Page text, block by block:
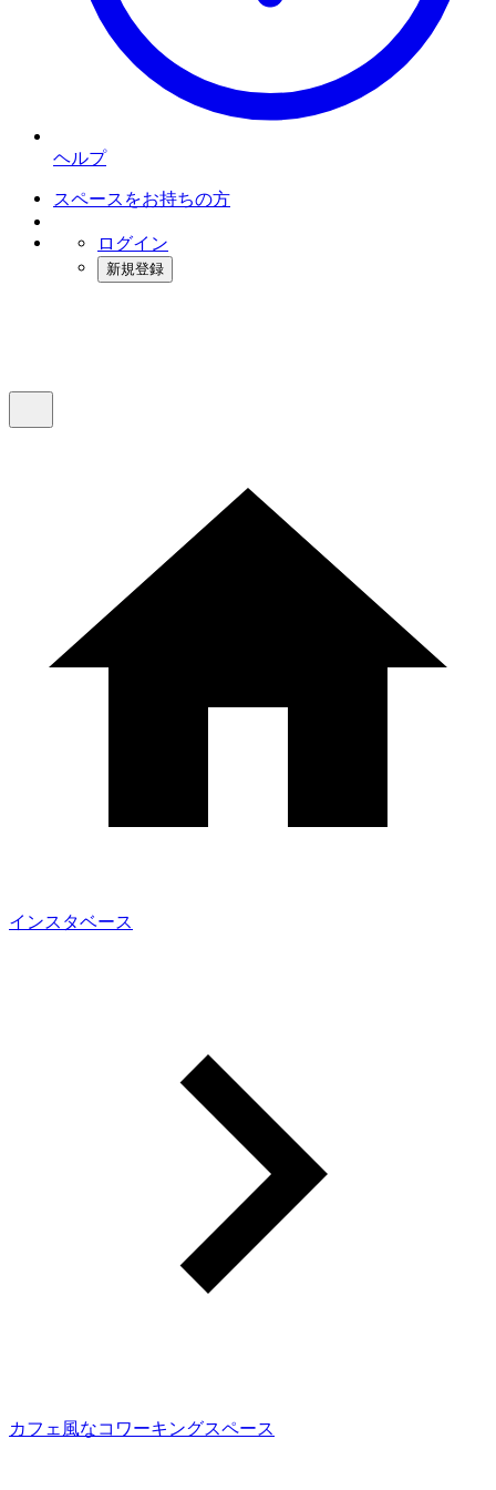
ヘルプ
スペースをお持ちの方
ログイン
新規登録
インスタベース
カフェ風なコワーキングスペース